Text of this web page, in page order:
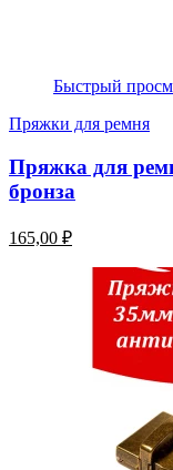
Быстрый
Пряжки для ремня
Пряжка для
бронза
165,00 ₽